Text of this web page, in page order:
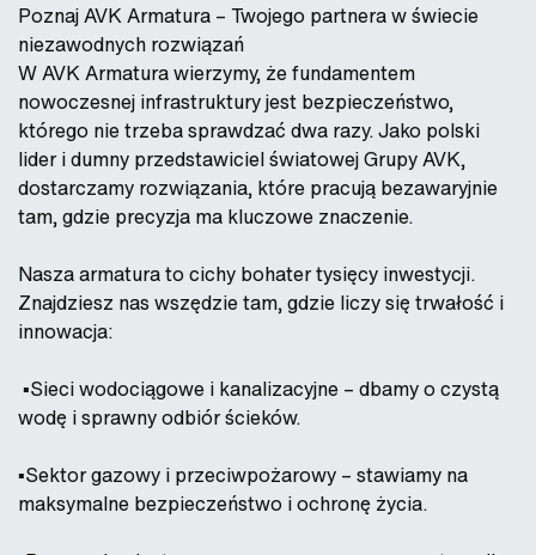
Poznaj AVK Armatura – Twojego partnera w świecie
niezawodnych rozwiązań
W AVK Armatura wierzymy, że fundamentem
nowoczesnej infrastruktury jest bezpieczeństwo,
którego nie trzeba sprawdzać dwa razy. Jako polski
lider i dumny przedstawiciel światowej Grupy AVK,
dostarczamy rozwiązania, które pracują bezawaryjnie
tam, gdzie precyzja ma kluczowe znaczenie.
Nasza armatura to cichy bohater tysięcy inwestycji.
Znajdziesz nas wszędzie tam, gdzie liczy się trwałość i
innowacja:
▪️Sieci wodociągowe i kanalizacyjne – dbamy o czystą
wodę i sprawny odbiór ścieków.
▪️Sektor gazowy i przeciwpożarowy – stawiamy na
maksymalne bezpieczeństwo i ochronę życia.